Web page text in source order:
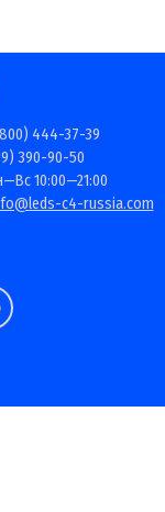
444-37-39
390-90-50
10:00—21:00
c4-russia.com